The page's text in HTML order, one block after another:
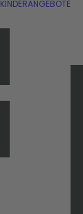
KINDERANGEBOTE